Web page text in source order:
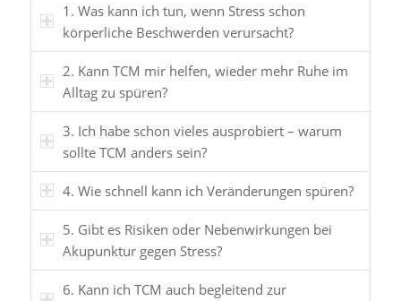
1. Was kann ich tun, wenn Stress schon
körperliche Beschwerden verursacht?
2. Kann TCM mir helfen, wieder mehr Ruhe im
Alltag zu spüren?
3. Ich habe schon vieles ausprobiert – warum
sollte TCM anders sein?
4. Wie schnell kann ich Veränderungen spüren?
5. Gibt es Risiken oder Nebenwirkungen bei
Akupunktur gegen Stress?
6. Kann ich TCM auch begleitend zur